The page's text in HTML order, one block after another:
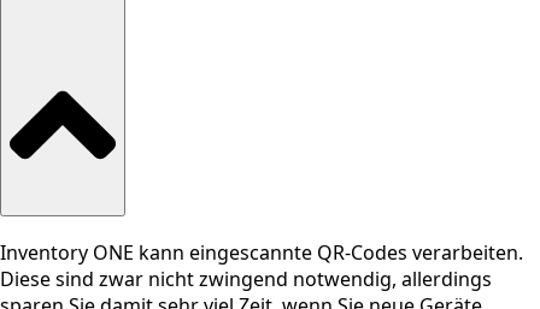
Inventory ONE kann eingescannte QR-Codes verarbeiten.
Diese sind zwar nicht zwingend notwendig, allerdings